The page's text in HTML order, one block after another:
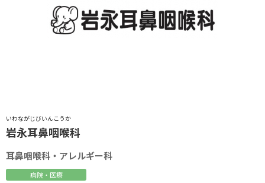
いわながじびいんこうか
岩永耳鼻咽喉科
耳鼻咽喉科・アレルギー科
病院・医療